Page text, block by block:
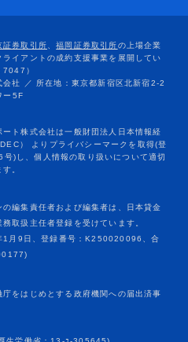
編集責任者および編集者は、日本貸金
取扱主任者登録を受けています。
1月9日、登録番号：K250020096、合
をはじめとする政府機関への届出済事